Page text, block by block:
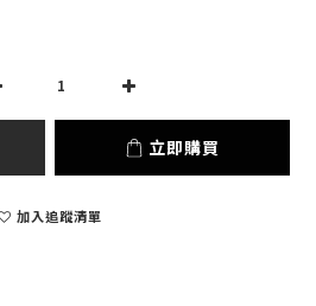
立即購買
加入追蹤清單